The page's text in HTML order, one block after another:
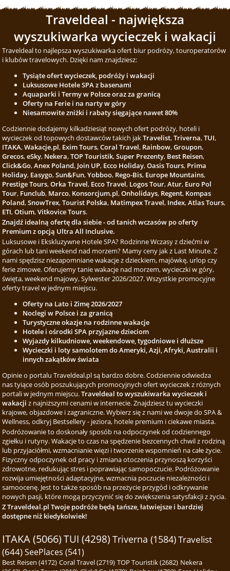
Traveldeal - największa
wyszukiwarka wycieczek i wakacji
Traveldeal to najlepsza wyszukiwarka ofert biur podróży, touroperatorów
i klubów travelowych. Dzięki nam znajdziesz:
Tysiąte ofert wycieczek, podróży i wakacji
Luksusowe Hotele SPA z basenami
Aquaparki i Termy w Polsce oraz za granicą
Oferty na Ferie i na narty w góry
Niesamowite zniżki i rabaty sięgające nawet 80%
Codziennie dodajemy kilkadziesiąt nowych ofert podróży, hoteli i
wycieczek od topowych dostawców takich jakTravelist,Triverna,TUI,
ITAKA,Wakacje.pl, Exim Tours,Coral Travel, Rainbow,Groupon,
Grecos,eSky, Nekera,TOP Touristik,Super Prezenty, Best Reisen,
Click&Go,Anex Poland, Join UP, Ecco Holiday,Oasis Tours, Prima
Holiday, Easygo,Sun&Fun,Yobboo, Rego-Bis, Europe Mountains,
Prestige Tours,Orka Travel, Ecco Travel, Logos Tour,Atur, Euro Pol
Tour, Funclub, Marco, Konsorcjum.pl,Onholidays, Regent, Kompas
Poland,SnowTrex,Tourist Polska, Matimpex Travel, Index,Atlas Tours,
ETI,Otium,Vitkovice Tours.
Znajdź idealną ofertę dla siebie - od tanich wczasów po oferty
Premium z opcją Ultra All Inclusive.
Luksusowe i Ekskluzywne Hotele SPA? Rodzinne Wczasy z dziećmi w
górach lub tani weekend nad morzem? Mamy ceny jak z Last Minute. Z
nami spędzisz niezapomniane wakacje z dzieckiem, majówkę, urlop czy
ferie zimowe. Oferujemy tanie wakacje nad morzem, wycieczki w góry,
święta, weekend majowy, Sylwester 2026/2027. Wszystkie promocyjne
oferty travel w jednym miejscu.
Oferty na Lato i Zimę 2026/2027
Noclegi w Polsce i za granicą
Turystyczne okazje na rodzinne wakacje
Hotele i ośrodki SPA przyjazne dzieciom
Wyjazdy kilkudniowe, weekendowe, tygodniowe i dłuższe
Wycieczki i loty samolotem do Ameryki, Azji, Afryki, Australii i
innych zakątków świata
Opinie o portalu Traveldeal.pl są bardzo dobre. Codziennie odwiedza
nas tyiące osób poszukujących promocyjnych ofert wycieczek z różnych
portali w jednym miejscu.Traveldeal to wyszukiwarka wycieczek i
wakacji z najniższymi cenami w internecie. Znajdziesz tu wycieczki
krajowe, objazdowe i zagraniczne. Wybierz się z nami we dwoje do SPA &
Wellness, odkryj Bestsellery - jeziora, hotele premium i ciekawe miasta.
Podróżowanie to doskonały sposób na odpoczynek od codziennego
zgiełku i rutyny. Wakacje to czas na spędzenie bezcennych chwil z rodziną
lub przyjaciółmi, wzmacnianie więzi i tworzenie wspomnień na całe życie.
Fizyczny odpoczynek od pracy i zmiana otoczenia przynoszą korzyści
zdrowotne, redukując stres i poprawiając samopoczucie. Podróżowanie
rozwija umiejętności adaptacyjne, wzmacnia poczucie niezależności i
samoocenę. Jest to także sposób na przeżycie przygód i odkrywanie
nowych pasji, które mogą przyczynić się do zwiększenia satysfakcji z życia.
Z Traveldeal.pl Twoje podróże będą tańsze, łatwiejsze i bardziej
dostępne niż kiedykolwiek!
ITAKA (5066)TUI (4298) Triverna (1584)Travelist
(644) SeePlaces (541)
Best Reisen (4172) Coral Travel (2719) TOP Touristik (2682) Nekera